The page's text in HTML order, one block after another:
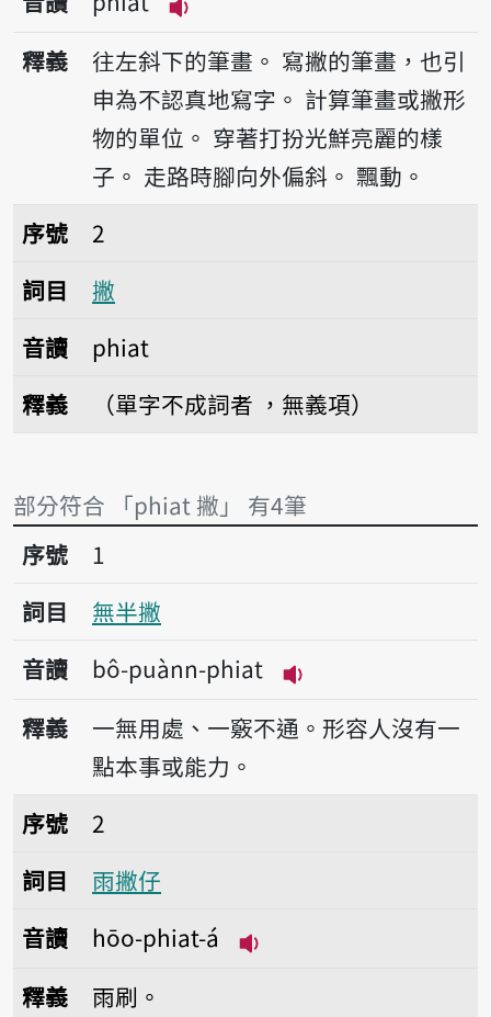
播放音讀phiat
釋義 往左斜下的筆畫。 寫撇的筆畫，也引
申為不認真地寫字。 計算筆畫或撇形
物的單位。 穿著打扮光鮮亮麗的樣
子。 走路時腳向外偏斜。 飄動。
序號2撇
序號
2
詞目
撇
音讀
phiat
釋義
（單字不成詞者 ，無義項）
部分符合 「phiat 撇」 有4筆
序號1無半撇
序號
1
詞目
無半撇
音讀
bô-puànn-phiat
播放音讀bô-
釋義
一無用處、一竅不通。形容人沒有一
點本事或能力。
序號2雨撇仔
序號
2
詞目
雨撇仔
音讀
hōo-phiat-á
釋義
雨刷。